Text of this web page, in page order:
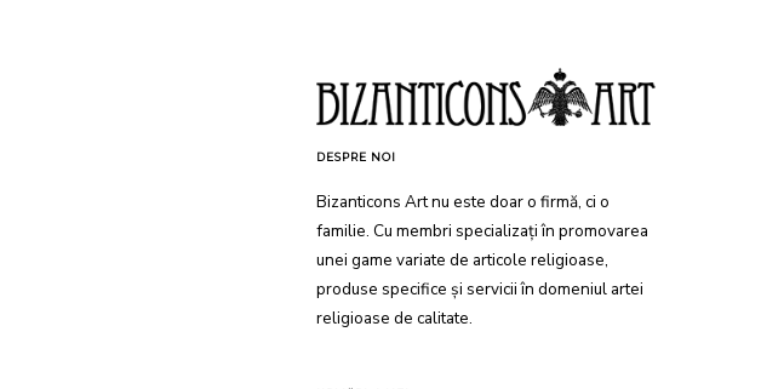
DESPRE NOI
Bizanticons Art nu este doar o firmă, ci o
familie. Cu membri specializați în promovarea
unei game variate de articole religioase,
produse specifice și servicii în domeniul artei
religioase de calitate.